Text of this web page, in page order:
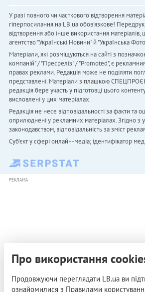
У разі повного чи часткового відтворення
гіперпосилання на LB.ua обов'язкове!
відтворення або інше використання матеріалів,
агентство "Українськi Новини" й "Українська
Матеріали, які розміщуються на сайті з
компаній" / "Пресреліз" / "Promoted", є
правах реклами. Редакція може не поділяти
представлені. Матеріали з плашкою
редакція бере участь у підготовці цього
висловлені у цих матеріалах.
Редакція не несе відповідальності за факти та
оприлюднені у рекламних матеріалах. Згідно з
законодавством, відповідальність за зміст
Cуб'єкт у сфері онлайн-медіа; ідентифікатор
РЕКЛАМА
Про використання
Продовжуючи переглядати LB.ua ви
ознайомилися з Правилами